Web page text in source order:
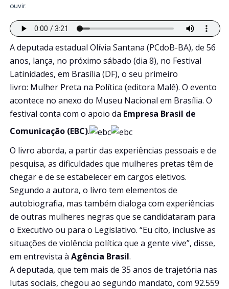
ouvir:
A deputada estadual Olívia Santana (PCdoB-BA), de 56
anos, lança, no próximo sábado (dia 8), no Festival
Latinidades, em Brasília (DF), o seu primeiro
livro: Mulher Preta na Política (editora Malê). O evento
acontece no anexo do Museu Nacional em Brasília. O
festival conta com o apoio da Empresa Brasil de
Comunicação (EBC).
O livro aborda, a partir das experiências pessoais e de
pesquisa, as dificuldades que mulheres pretas têm de
chegar e de se estabelecer em cargos eletivos.
Segundo a autora, o livro tem elementos de
autobiografia, mas também dialoga com experiências
de outras mulheres negras que se candidataram para
o Executivo ou para o Legislativo. “Eu cito, inclusive as
situações de violência política que a gente vive”, disse,
em entrevista à Agência Brasil.
A deputada, que tem mais de 35 anos de trajetória nas
lutas sociais, chegou ao segundo mandato, com 92.559